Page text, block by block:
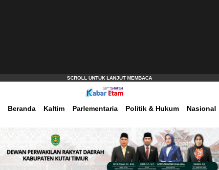
Kabar Etam
Akurat dan Terpercaya
Beranda
Kaltim Parlementaria Politik & Hukum Nasional